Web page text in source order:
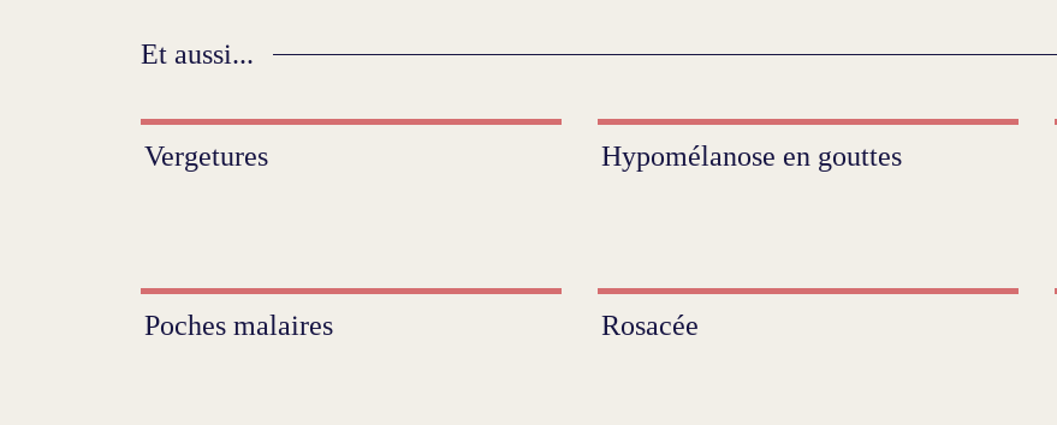
Et aussi...
Vergetures Hypomélanose en gouttes
Poches malaires Rosacée